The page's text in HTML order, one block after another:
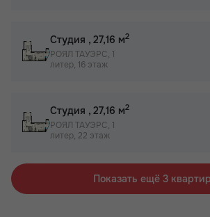
Студия , 27,16 м2
РОЯЛ ТАУЭРС, 1
литер, 16 этаж
Студия , 27,16 м2
РОЯЛ ТАУЭРС, 1
литер, 22 этаж
Показать ещё 3